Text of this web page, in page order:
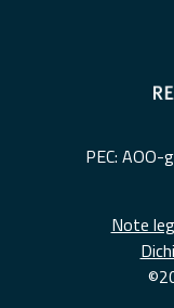
PEC:
Note